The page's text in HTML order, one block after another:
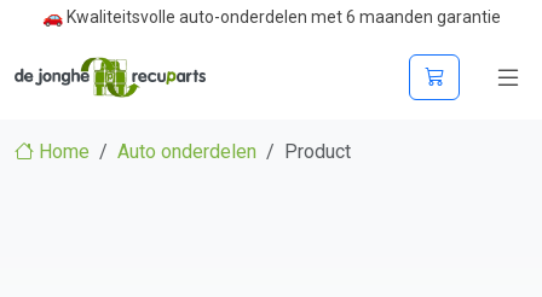
🚗 Kwaliteitsvolle auto-onderdelen met 6 maanden garantie
Home Auto onderdelen Product